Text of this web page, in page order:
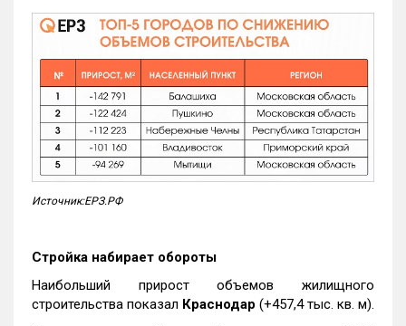
Источник:ЕРЗ.РФ
Стройка набирает обороты
Наибольший прирост объемов жилищного
строительства показал Краснодар (+457,4 тыс. кв. м).